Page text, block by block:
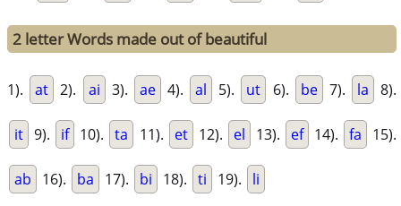
2 letter Words made out of beautiful
1). at 2). ai 3). ae 4). al 5). ut 6). be 7). la 8).
it 9). if 10). ta 11). et 12). el 13). ef 14). fa 15).
ab 16). ba 17). bi 18). ti 19). li